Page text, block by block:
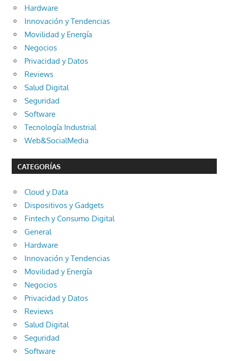
Hardware
Innovación y Tendencias
Movilidad y Energía
Negocios
Privacidad y Datos
Reviews
Salud Digital
Seguridad
Software
Tecnología Industrial
Web&SocialMedia
CATEGORÍAS
Cloud y Data
Dispositivos y Gadgets
Fintech y Consumo Digital
General
Hardware
Innovación y Tendencias
Movilidad y Energía
Negocios
Privacidad y Datos
Reviews
Salud Digital
Seguridad
Software